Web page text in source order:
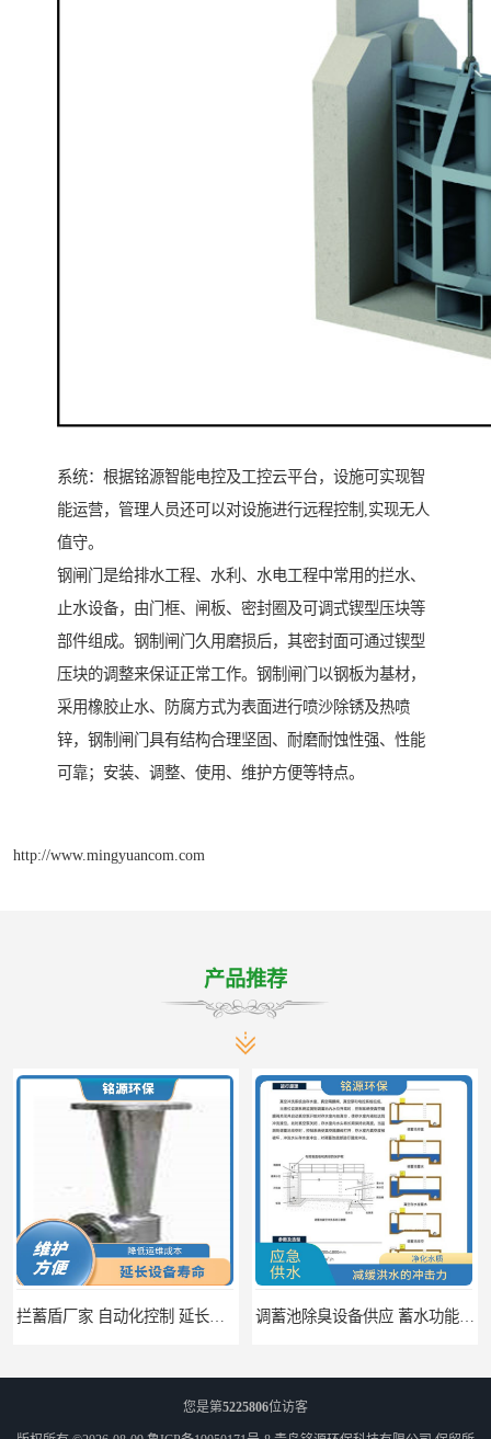
系统：根据铭源智能电控及工控云平台，设施可实现智
能运营，管理人员还可以对设施进行远程控制,实现无人
值守。
钢闸门是给排水工程、水利、水电工程中常用的拦水、
止水设备，由门框、闸板、密封圈及可调式锲型压块等
部件组成。钢制闸门久用磨损后，其密封面可通过锲型
压块的调整来保证正常工作。钢制闸门以钢板为基材，
采用橡胶止水、防腐方式为表面进行喷沙除锈及热喷
锌，钢制闸门具有结构合理坚固、耐磨耐蚀性强、性能
可靠；安装、调整、使用、维护方便等特点。
http://www.mingyuancom.com
产品推荐
您是第5225806位访客